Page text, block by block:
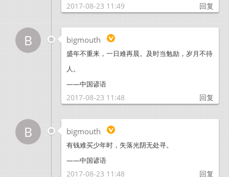
2017-08-23 11:49 回复
B bigmouth
盛年不重来，一日难再晨。及时当勉励，岁月不待
人。
——中国谚语
2017-08-23 11:48 回复
B bigmouth
有钱难买少年时，失落光阴无处寻。
——中国谚语
2017-08-23 11:48 回复